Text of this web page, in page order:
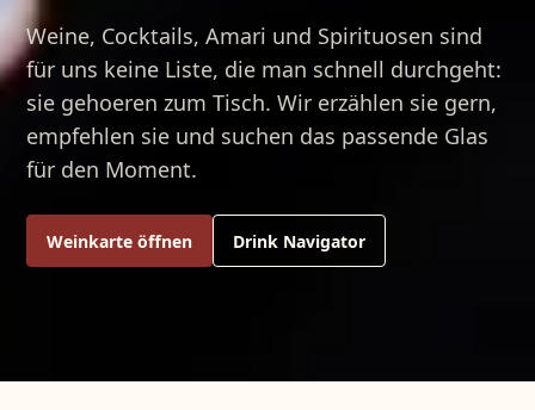
Weine, Cocktails, Amari und Spirituosen sind
für uns keine Liste, die man schnell durchgeht:
sie gehoeren zum Tisch. Wir erzählen sie gern,
empfehlen sie und suchen das passende Glas
für den Moment.
Weinkarte öffnen Drink Navigator